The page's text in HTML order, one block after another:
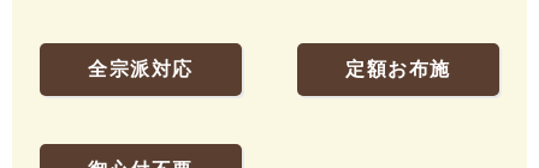
全宗派対応 定額お布施